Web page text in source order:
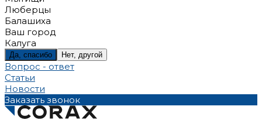
Люберцы
Балашиха
Ваш город
Калуга
Да, спасибо Нет, другой
Вопрос - ответ
Статьи
Новости
Заказать звонок